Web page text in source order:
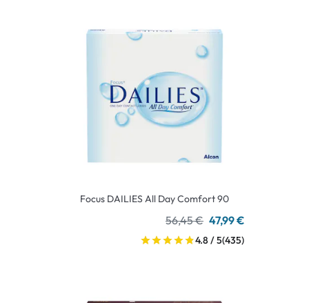
Focus DAILIES All Day Comfort 90
56,45 € 47,99 €
4.8 / 5(435)